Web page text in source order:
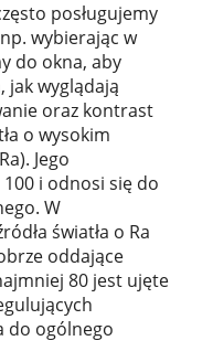
posługujemy
wybierając w
do okna, aby
jak wyglądają
oraz kontrast
o wysokim
Jego
i odnosi się do
W
światła o Ra
oddające
80 jest ujęte
do ogólnego